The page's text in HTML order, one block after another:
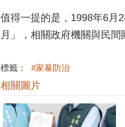
值得一提的是，1998年6月
月」，相關政府機關與民間
標籤： #家暴防治
相關圖片